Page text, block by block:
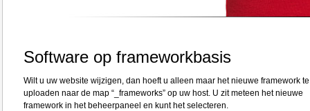
Software op frameworkbasis
Wilt u uw website wijzigen, dan hoeft u alleen maar het nieuwe framework te
uploaden naar de map “_frameworks” op uw host. U zit meteen het nieuwe
framework in het beheerpaneel en kunt het selecteren.